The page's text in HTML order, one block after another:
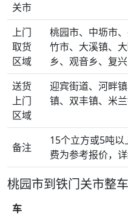
关市
上门
取货
区域
桃园市、中坜市
竹市、大溪镇、
乡、观音乡、复
送货
上门
区域
迎宾街道、河畔
镇、双丰镇、米
备注
15个立方或5吨
费为参考报价，
桃园市到铁门关市整
车